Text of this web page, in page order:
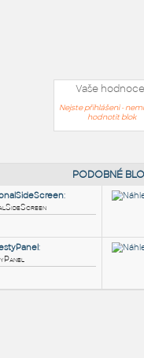
Vaše
Nejste přihlášeni -
hodnotit blok